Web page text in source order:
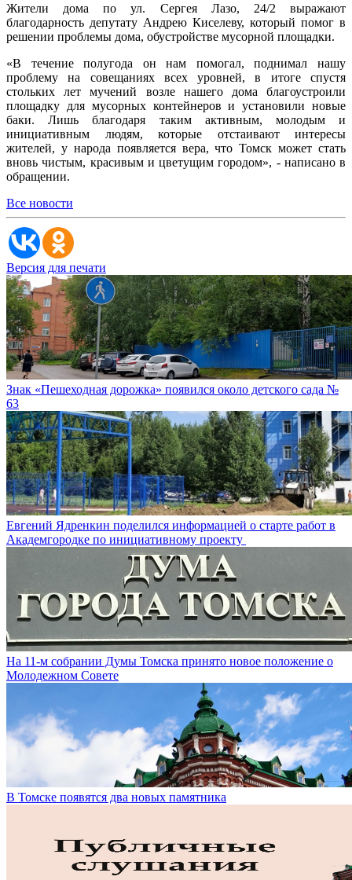
Жители дома по ул. Сергея Лазо, 24/2 выражают
благодарность депутату Андрею Киселеву, который помог в
решении проблемы дома, обустройстве мусорной площадки.
«В течение полугода он нам помогал, поднимал нашу
проблему на совещаниях всех уровней, в итоге спустя
стольких лет мучений возле нашего дома благоустроили
площадку для мусорных контейнеров и установили новые
баки. Лишь благодаря таким активным, молодым и
инициативным людям, которые отстаивают интересы
жителей, у народа появляется вера, что Томск может стать
вновь чистым, красивым и цветущим городом», - написано в
обращении.
Все новости
Версия для печати
Знак «Пешеходная дорожка» появился около детского сада №
63
Евгений Ядренкин поделился информацией о старте работ в
Академгородке по инициативному проекту
На 11-м собрании Думы Томска принято новое положение о
Молодежном Совете
В Томске появятся два новых памятника